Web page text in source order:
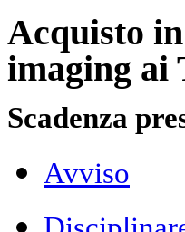
Acquisto
imaging ai
Scadenza
Avviso